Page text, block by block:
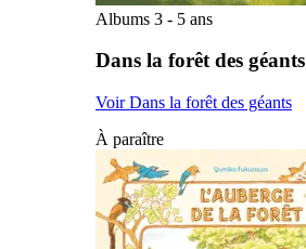
Albums 3 - 5 ans
Dans la forêt des géants
Voir Dans la forêt des géants
À paraître